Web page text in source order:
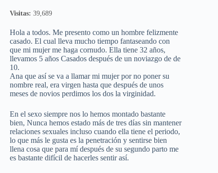
Visitas: 39,689
Hola a todos. Me presento como un hombre felizmente
casado. El cual lleva mucho tiempo fantaseando con
que mi mujer me haga cornudo. Ella tiene 32 años,
llevamos 5 años Casados después de un noviazgo de de
10.
Ana que así se va a llamar mi mujer por no poner su
nombre real, era virgen hasta que después de unos
meses de novios perdimos los dos la virginidad.
En el sexo siempre nos lo hemos montado bastante
bien, Nunca hemos estado más de tres días sin mantener
relaciones sexuales incluso cuando ella tiene el periodo,
lo que más le gusta es la penetración y sentirse bien
llena cosa que para mí después de su segundo parto me
es bastante difícil de hacerles sentir así.